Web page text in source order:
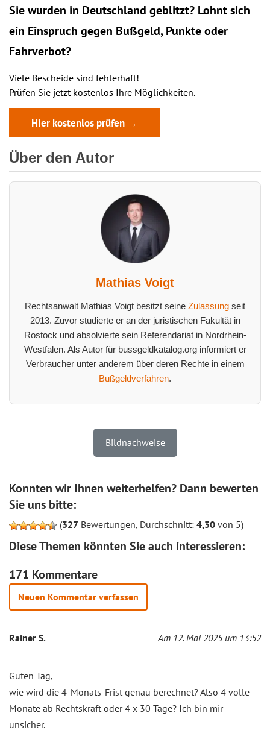
Sie wurden in Deutschland geblitzt? Lohnt sich
ein Einspruch gegen Bußgeld, Punkte oder
Fahrverbot?
Viele Bescheide sind fehlerhaft!
Prüfen Sie jetzt kostenlos Ihre Möglichkeiten.
Hier kostenlos prüfen →
Über den Autor
Mathias Voigt
Rechtsanwalt Mathias Voigt besitzt seine Zulassung seit
2013. Zuvor studierte er an der juristischen Fakultät in
Rostock und absolvierte sein Referendariat in Nordrhein-
Westfalen. Als Autor für bussgeldkatalog.org informiert er
Verbraucher unter anderem über deren Rechte in einem
Bußgeldverfahren.
Bildnachweise
Konnten wir Ihnen weiterhelfen? Dann bewerten
Sie uns bitte:
(327 Bewertungen, Durchschnitt: 4,30 von 5)
Diese Themen könnten Sie auch interessieren:
171 Kommentare
Neuen Kommentar verfassen
Rainer S. Am 12. Mai 2025 um 13:52
Guten Tag,
wie wird die 4-Monats-Frist genau berechnet? Also 4 volle
Monate ab Rechtskraft oder 4 x 30 Tage? Ich bin mir
unsicher.